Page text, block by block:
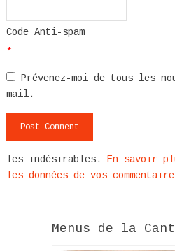
Code Anti-spam
*
Prévenez-moi de tous les
mail.
les indésirables.
En savoir
les données de vos
Menus de la